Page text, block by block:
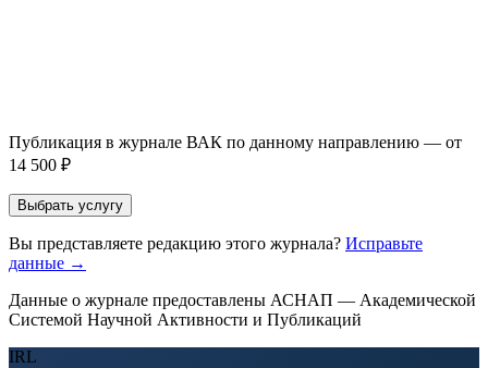
Публикация в журнале ВАК по данному направлению — от
14 500 ₽
Выбрать услугу
Вы представляете редакцию этого журнала? Исправьте
данные →
Данные о журнале предоставлены АСНАП — Академической
Системой Научной Активности и Публикаций
IRL